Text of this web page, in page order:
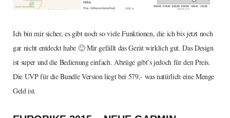
Ich bin mir sicher, es gibt noch so viele Funktionen, die ich bis jetzt noch
gar nicht entdeckt habe 🙂 Mir gefällt das Gerät wirklich gut. Das Design
ist super und die Bedienung einfach. Abzüge gibt’s jedoch für den Preis.
Die UVP für die Bundle Version liegt bei 579,- was natürlich eine Menge
Geld ist.